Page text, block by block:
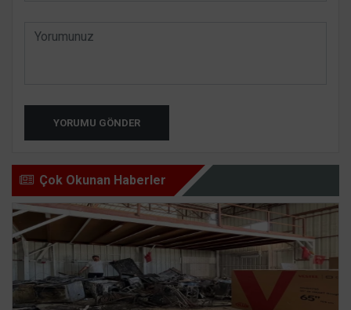
YORUMU GÖNDER
Çok Okunan Haberler